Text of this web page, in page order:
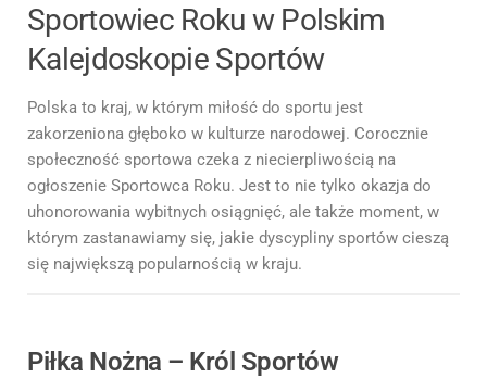
Sportowiec Roku w Polskim
Kalejdoskopie Sportów
Polska to kraj, w którym miłość do sportu jest
zakorzeniona głęboko w kulturze narodowej. Corocznie
społeczność sportowa czeka z niecierpliwością na
ogłoszenie Sportowca Roku. Jest to nie tylko okazja do
uhonorowania wybitnych osiągnięć, ale także moment, w
którym zastanawiamy się, jakie dyscypliny sportów cieszą
się największą popularnością w kraju.
Piłka Nożna – Król Sportów